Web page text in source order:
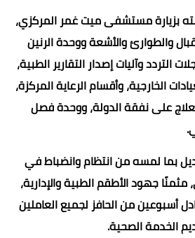
بزيارة مستشفى ميت غمر المركزي،
والطوارئ والأشعة ووحدة الرنين
التردد وآليات إصدار التقارير الطبية،
الخارجية، وأقسام الرعاية المركزة،
على نفقة الدولة، ووحدة فصل
بما لمسه من انتظام وانضباط في
جهود الأطقم الطبية والإدارية،
أسبوعين من الحافز لجميع العاملين
الخدمة الصحية.